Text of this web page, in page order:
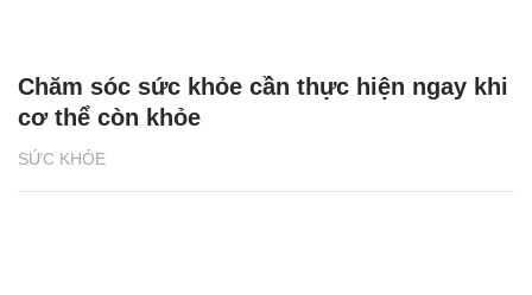
SỨC KHỎE
Chăm sóc sức khỏe cần thực hiện ngay khi
cơ thể còn khỏe